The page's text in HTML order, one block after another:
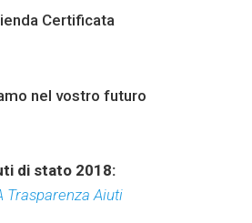
Certificata
nel vostro futuro
di stato 2018:
Trasparenza Aiuti